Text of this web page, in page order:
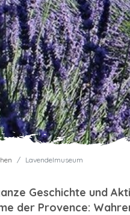
Lavendelmuseum
Geschichte und
der Provence: